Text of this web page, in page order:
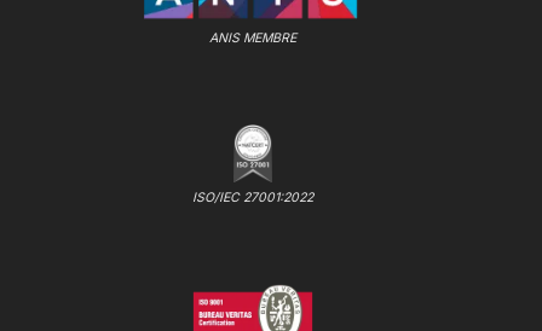
ANIS MEMBRE
ISO/IEC 27001:2022